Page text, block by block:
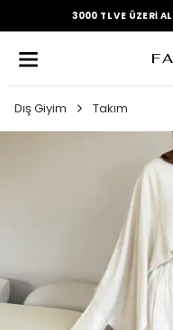
3000 TL VE ÜZERI
Dış Giyim Takım